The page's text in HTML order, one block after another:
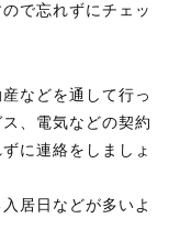
！
ォーム
い合わせフォー
で忘れずにチェッ
などを通して行っ
、電気などの契約
に連絡をしましょ
居日などが多いよ